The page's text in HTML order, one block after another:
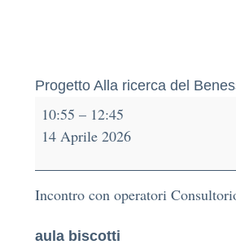
Progetto Alla ricerca del
10:55 – 12:45
14 Aprile 2026
Incontro con operatori
aula biscotti